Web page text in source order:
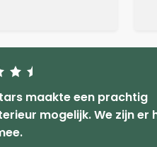
maakte een prachtig
mogelijk. We zijn er